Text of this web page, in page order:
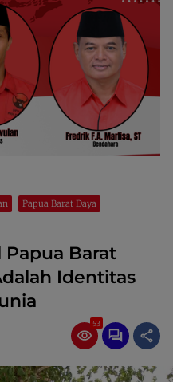
Papua Barat Daya
Papua Barat
Identitas
53